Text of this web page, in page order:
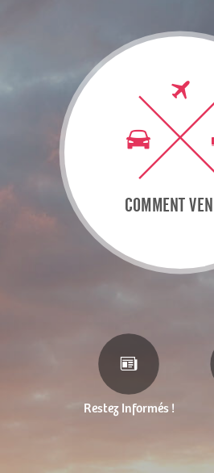
COMMENT
Restez Informés !